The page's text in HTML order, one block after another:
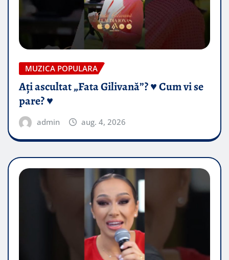
MUZICA POPULARA
Ați ascultat „Fata Gilivană”? ♥️ Cum vi se
pare? ♥️
admin aug. 4, 2026